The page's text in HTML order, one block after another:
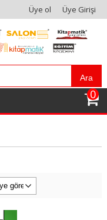
Üye ol Üye Girişi
Ara
0